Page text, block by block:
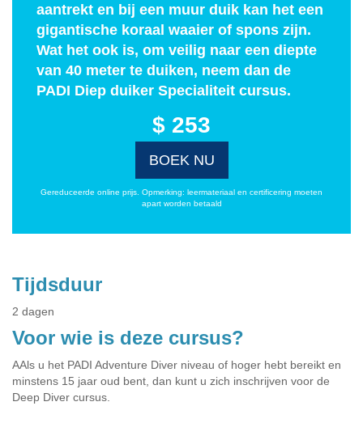
aantrekt en bij een muur duik kan het een
gigantische koraal waaier of spons zijn.
Wat het ook is, om veilig naar een diepte
van 40 meter te duiken, neem dan de
PADI Diep duiker Specialiteit cursus.
$ 253
BOEK NU
Gereduceerde online prijs. Opmerking: leermateriaal en certificering moeten
apart worden betaald
Tijdsduur
2 dagen
Voor wie is deze cursus?
AAls u het PADI Adventure Diver niveau of hoger hebt bereikt en
minstens 15 jaar oud bent, dan kunt u zich inschrijven voor de
Deep Diver cursus.